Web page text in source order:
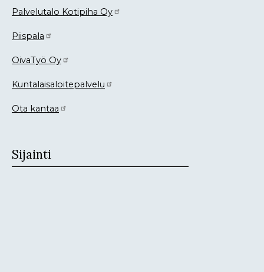
Palvelutalo Kotipiha Oy
Piispala
OivaTyö Oy
Kuntalaisaloitepalvelu
Ota kantaa
Sijainti